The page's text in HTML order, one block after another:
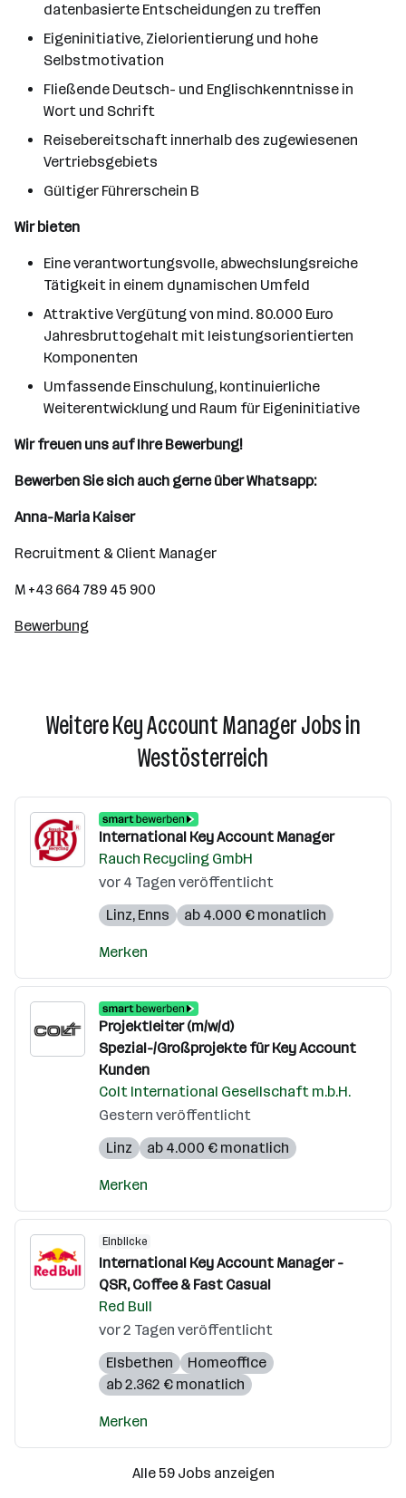
datenbasierte Entscheidungen zu treffen
Eigeninitiative, Zielorientierung und hohe
Selbstmotivation
Fließende Deutsch- und Englischkenntnisse in
Wort und Schrift
Reisebereitschaft innerhalb des zugewiesenen
Vertriebsgebiets
Gültiger Führerschein B
Wir bieten
Eine verantwortungsvolle, abwechslungsreiche
Tätigkeit in einem dynamischen Umfeld
Attraktive Vergütung von mind. 80.000 Euro
Jahresbruttogehalt mit leistungsorientierten
Komponenten
Umfassende Einschulung, kontinuierliche
Weiterentwicklung und Raum für Eigeninitiative
Wir freuen uns auf Ihre Bewerbung!
Bewerben Sie sich auch gerne über Whatsapp:
Anna-Maria Kaiser
Recruitment & Client Manager
M +43 664 789 45 900
Bewerbung
Weitere Key Account Manager Jobs in
Westösterreich
International Key Account Manager
Rauch Recycling GmbH
vor 4 Tagen veröffentlicht
Linz, Enns ab 4.000 € monatlich
Merken
Projektleiter (m/w/d)
Spezial-/Großprojekte für Key Account
Kunden
Colt International Gesellschaft m.b.H.
Gestern veröffentlicht
Linz
ab 4.000 € monatlich
Merken
Einblicke
International Key Account Manager -
QSR, Coffee & Fast Casual
Red Bull
vor 2 Tagen veröffentlicht
Elsbethen
Homeoffice
ab 2.362 € monatlich
Merken
Alle 59 Jobs anzeigen